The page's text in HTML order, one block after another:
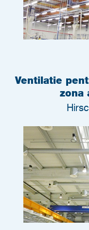
Ventilatie
zona